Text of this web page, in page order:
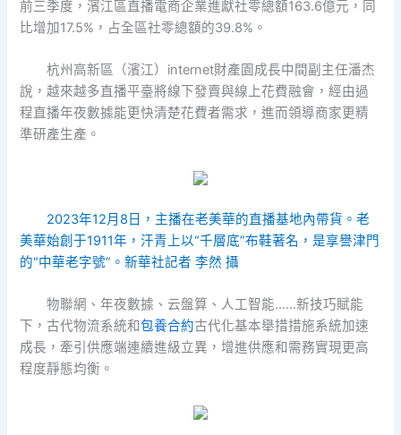
前三季度，濱江區直播電商企業進獻社零總額163.6億元，同
比增加17.5%，占全區社零總額的39.8%。
杭州高新區（濱江）internet財產園成長中間副主任潘杰
說，越來越多直播平臺將線下發賣與線上花費融會，經由過
程直播年夜數據能更快清楚花費者需求，進而領導商家更精
準研產生產。
2023年12月8日，主播在老美華的直播基地內帶貨。老
美華始創于1911年，汗青上以“千層底”布鞋著名，是享譽津門
的“中華老字號”。新華社記者 李然 攝
物聯網、年夜數據、云盤算、人工智能……新技巧賦能
下，古代物流系統和包養合約古代化基本舉措措施系統加速
成長，牽引供應端連續進級立異，增進供應和需務實現更高
程度靜態均衡。